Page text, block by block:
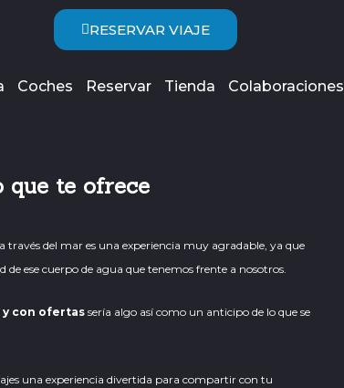
RESERVAR VIAJE
Coches Reservar Tienda Colaboraciones
que te ofrece
través del mar es una experiencia muy agradable, ya que
ese cuerpo de agua que tenemos frente a nosotros.
y con ofertassería algo así como un anticipo de lo que se
una experiencia divertida para compartir con tu